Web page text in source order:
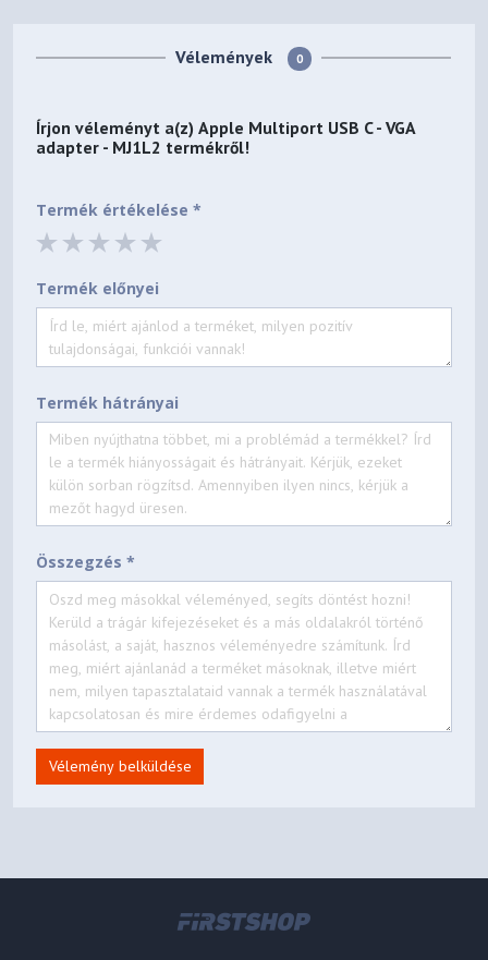
Vélemények 0
Írjon véleményt a(z)Apple Multiport USB C - VGA
adapter - MJ1L2 termékről!
Termék értékelése *
Termék előnyei
Termék hátrányai
Összegzés *
Vélemény belküldése